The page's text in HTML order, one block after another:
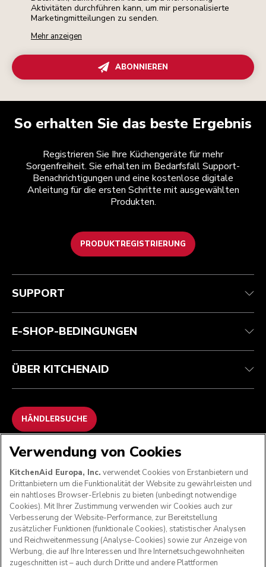
Aktivitäten durchführen kann, um mir personalisierte
Marketingmitteilungen zu senden.
Mehr anzeigen
ABONNIEREN
So erhalten Sie das beste Ergebnis
Registrieren Sie Ihre Küchengeräte für mehr
Sorgenfreiheit. Sie erhalten im Bedarfsfall Support-
Benachrichtigungen und eine kostenlose digitale
Anleitung für die ersten Schritte mit ausgewählten
Produkten.
PRODUKTREGISTRIERUNG
Kundenservice
Garantie und Dokumente
Kontaktieren Sie uns.
Teilnahmebedingungen
Rückgaben und Erstattungen
Impressum
ODR
Die Marke
Händlersuche
SUPPORT
E-SHOP-BEDINGUNGEN
ÜBER KITCHENAID
HÄNDLERSUCHE
WIR AKZEPTIEREN
FOLGEN SIE UNS
Verwendung von Cookies
KitchenAid Europa, Inc. verwendet Cookies von Erstanbietern und
Drittanbietern um die Funktionalität der Website zu gewährleisten und
ein nahtloses Browser-Erlebnis zu bieten (unbedingt notwendige
Cookies). Mit Ihrer Zustimmung verwenden wir Cookies auch zur
Verbesserung der Website-Performance, zur Bereitstellung
zusätzlicher Funktionen (funktionale Cookies), statistischer Analysen
und Reichweitenmessung (Analyse-Cookies) sowie zur Anzeige von
Werbung, die auf Ihre Interessen und Ihre Internetsuchgewohnheiten
zugeschnitten ist – auch durch Dritte und andere Plattformen